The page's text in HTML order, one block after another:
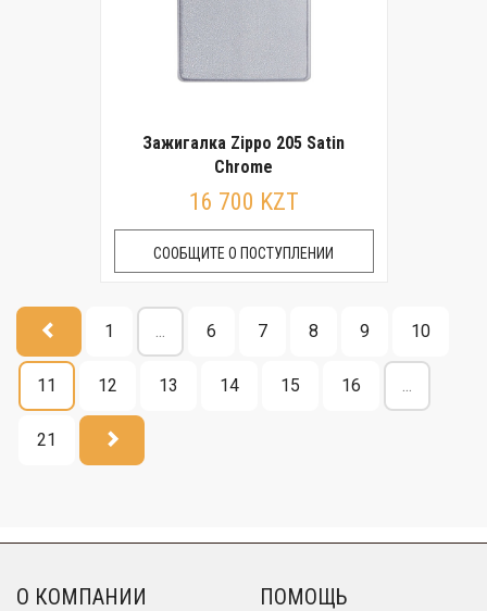
Зажигалка Zippo 205 Satin
Chrome
16 700 KZT
СООБЩИТЕ О ПОСТУПЛЕНИИ
1 ... 6 7 8 9 10
11 12 13 14 15 16 ...
21
О КОМПАНИИ ПОМОЩЬ